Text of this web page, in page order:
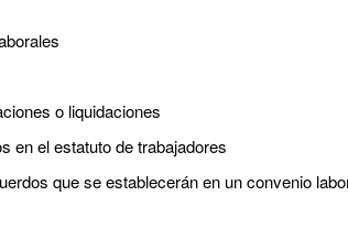
o liquidaciones
en el estatuto de trabajadores
que se establecerán en un convenio